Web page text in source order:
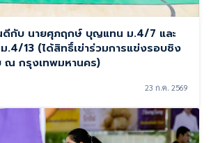
ดีกับ นายศุภฤกษ์ บุญแทน ม.4/7 และ
ณ กรุงเทพมหานคร)
23 ก.ค. 2569